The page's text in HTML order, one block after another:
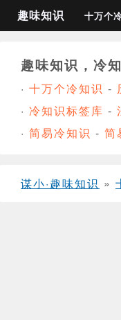
趣味知识 十万个
趣味知识，冷
· 十万个冷知识 -
· 冷知识标签库 -
· 简易冷知识 - 简
谋小·趣味知识 »